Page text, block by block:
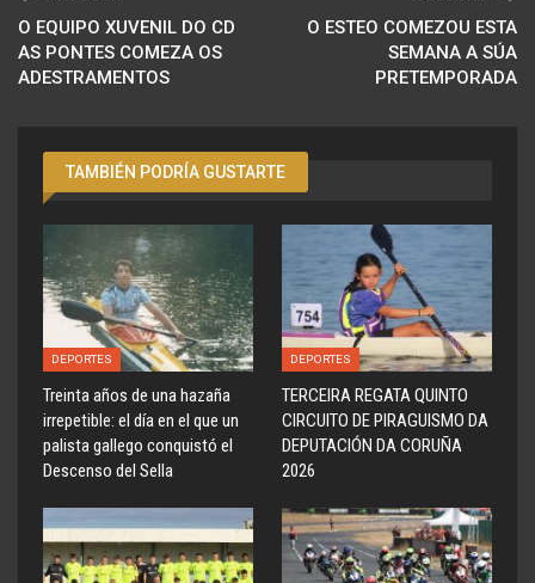
O EQUIPO XUVENIL DO CD
AS PONTES COMEZA OS
ADESTRAMENTOS
O ESTEO COMEZOU ESTA
SEMANA A SÚA
PRETEMPORADA
TAMBIÉN PODRÍA GUSTARTE
DEPORTES
Treinta años de una hazaña
irrepetible: el día en el que un
palista gallego conquistó el
Descenso del Sella
DEPORTES
TERCEIRA REGATA QUINTO
CIRCUITO DE PIRAGUISMO DA
DEPUTACIÓN DA CORUÑA
2026